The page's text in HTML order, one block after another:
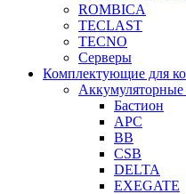
ROMBICA
TECLAST
TECNO
Серверы
Комплектующие для
Бастион
APC
BB
CSB
DELTA
EXEGATE